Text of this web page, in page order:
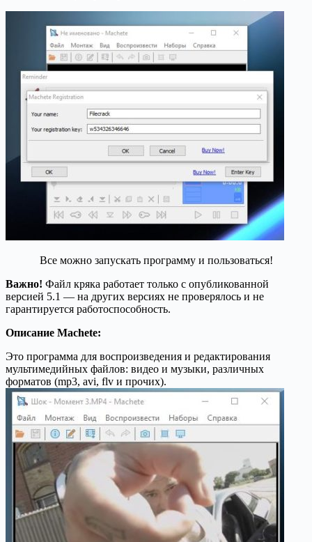
Все можно запускать программу и пользоваться!
Важно! Файл кряка работает только с опубликованной
версией 5.1 — на других версиях не проверялось и не
гарантируется работоспособность.
Описание Machete:
Это программа для воспроизведения и редактирования
мультимедийных файлов: видео и музыки, различных
форматов (mp3, avi, flv и прочих).